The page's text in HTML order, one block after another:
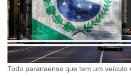
Todo paranaense que tem um veículo